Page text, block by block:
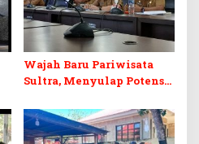
Wajah Baru Pariwisata
Sultra, Menyulap Potensi
Digital dan Penguatan
Ekraf